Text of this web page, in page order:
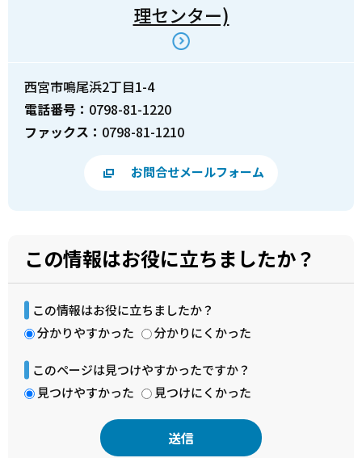
理センター)
西宮市鳴尾浜2丁目1-4
電話番号： 0798-81-1220
ファックス： 0798-81-1210
お問合せメールフォーム
この情報はお役に立ちましたか？
この情報はお役に立ちましたか？
分かりやすかった
分かりにくかった
このページは見つけやすかったですか？
見つけやすかった
見つけにくかった